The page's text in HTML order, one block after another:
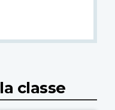
classe